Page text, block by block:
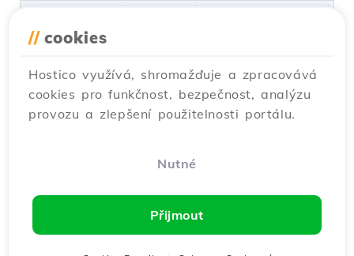
od Florin P. Názory 1528
Aktualizováno před 1 rokem
Změna hesla e-mailového účtu v
administračním panelu Webuzo
Návody / Webuzo
Názory 1009
Aktualizováno před 1 rokem
// cookies
Hostico využívá, shromažďuje a zpracovává
cookies pro funkčnost, bezpečnost, analýzu
provozu a zlepšení použitelnosti portálu.
Nutné
Přijmout